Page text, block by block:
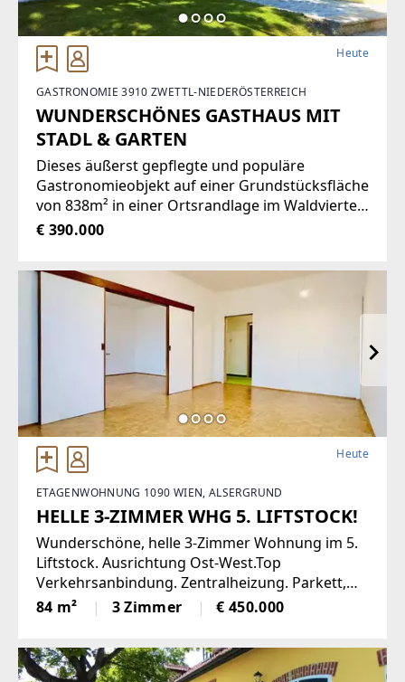
Heute
GASTRONOMIE 3910 ZWETTL-NIEDERÖSTERREICH
WUNDERSCHÖNES GASTHAUS MIT
STADL & GARTEN
Dieses äußerst gepflegte und populäre
Gastronomieobjekt auf einer Grundstücksfläche
von 838m² in einer Ortsrandlage im Waldviertel
bietet eine Vielzahl von Nutzungsmöglichkeiten
€ 390.000
Heute
ETAGENWOHNUNG 1090 WIEN, ALSERGRUND
HELLE 3-ZIMMER WHG 5. LIFTSTOCK!
Wunderschöne, helle 3-Zimmer Wohnung im 5.
Liftstock. Ausrichtung Ost-West.Top
Verkehrsanbindung. Zentralheizung. Parkett,
Jalousien, Abstellraum. Kellerabteil.Diese
lichtdurchflutete Etagenwohnung bietet
84 m² 3 Zimmer € 450.000